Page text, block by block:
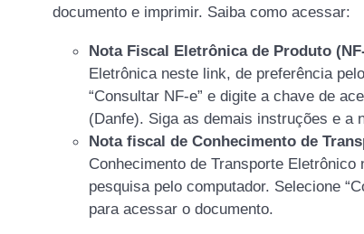
documento e imprimir. Saiba como acessar:
Nota Fiscal Eletrônica de Produto
Eletrônica neste link, de preferência
“Consultar NF-e” e digite a chave de
(Danfe). Siga as demais instruções e a
Nota fiscal de Conhecimento de
Conhecimento de Transporte
pesquisa pelo computador. Selecione
para acessar o documento.